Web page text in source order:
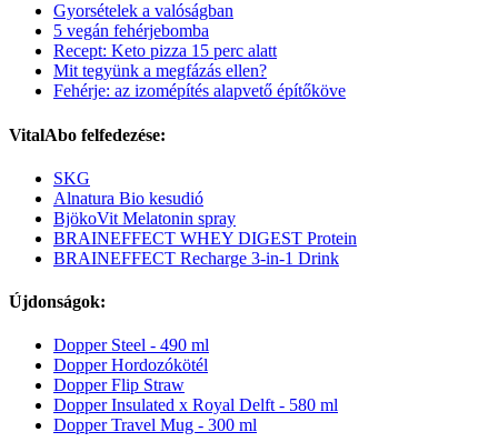
Gyorsételek a valóságban
5 vegán fehérjebomba
Recept: Keto pizza 15 perc alatt
Mit tegyünk a megfázás ellen?
Fehérje: az izomépítés alapvető építőköve
VitalAbo felfedezése:
SKG
Alnatura Bio kesudió
BjökoVit Melatonin spray
BRAINEFFECT WHEY DIGEST Protein
BRAINEFFECT Recharge 3-in-1 Drink
Újdonságok:
Dopper Steel - 490 ml
Dopper Hordozókötél
Dopper Flip Straw
Dopper Insulated x Royal Delft - 580 ml
Dopper Travel Mug - 300 ml